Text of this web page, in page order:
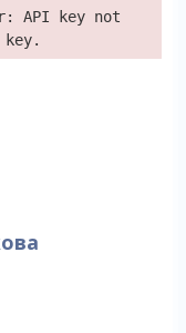
API key not